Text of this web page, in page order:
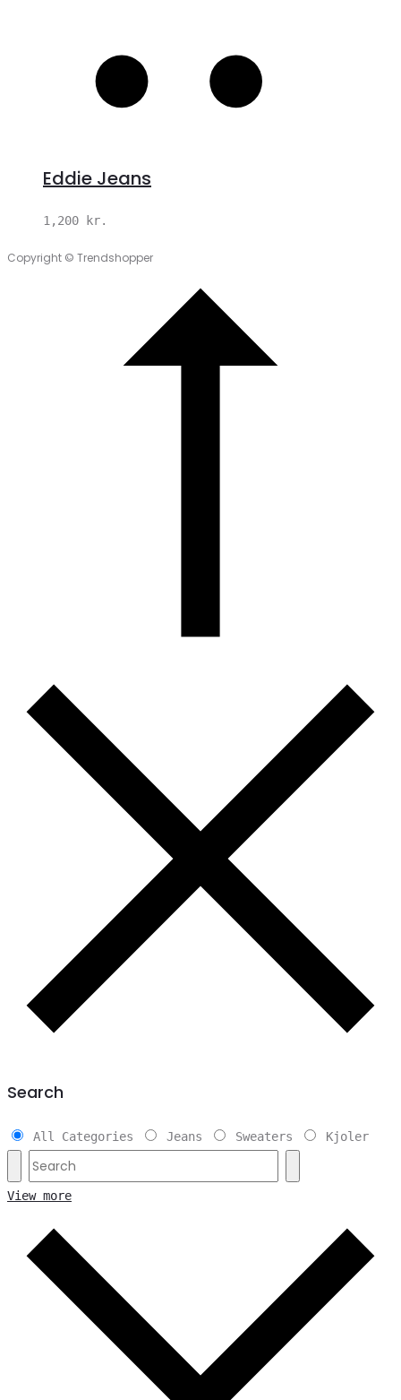
Eddie Jeans
1,200 kr.
Copyright © Trendshopper
Search
All Categories Jeans Sweaters Kjoler
View more